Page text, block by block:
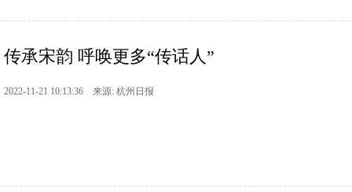
传承宋韵 呼唤更多“传话人”
2022-11-21 10:13:36 来源: 杭州日报